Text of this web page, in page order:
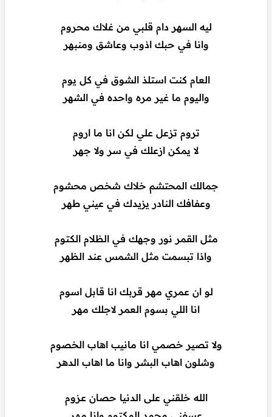
ليه السهر دام قلبي من غلاك محروم
وانا في حبك اذوب وعاشق ومنبهر
العام كنت استلذ الشوق في كل يوم
واليوم ما غير مره واحده في الشهر
تروم تزعل علي لكن انا ما اروم
لا يمكن ازعلك في سر ولا جهر
جمالك المحتشم خلاك شخص محشوم
وعفافك النادر يزيدك في عيني طهر
مثل القمر نور وجهك في الظلام الكتوم
واذا تبسمت مثل الشمس عند الظهر
لو ان عمري مهر قربك انا قابل اسوم
انا اللي بسوم العمر لاجلك مهر
ولا تصير خصمي انا مانيب اهاب الخصوم
وشلون اهاب البشر وانا ما اهاب الدهر
الله خلقني على الدنيا حصان عزوم